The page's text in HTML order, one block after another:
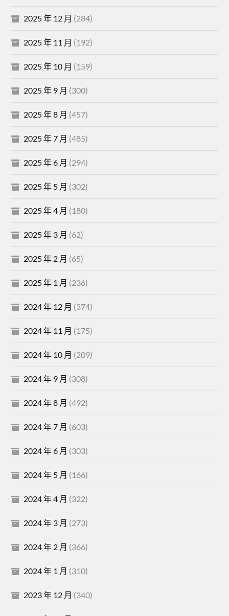
2025 年 12 月 (284)
2025 年 11 月 (192)
2025 年 10 月 (159)
2025 年 9 月 (300)
2025 年 8 月 (457)
2025 年 7 月 (485)
2025 年 6 月 (294)
2025 年 5 月 (302)
2025 年 4 月 (180)
2025 年 3 月 (62)
2025 年 2 月 (65)
2025 年 1 月 (236)
2024 年 12 月 (374)
2024 年 11 月 (175)
2024 年 10 月 (209)
2024 年 9 月 (308)
2024 年 8 月 (492)
2024 年 7 月 (603)
2024 年 6 月 (303)
2024 年 5 月 (166)
2024 年 4 月 (322)
2024 年 3 月 (273)
2024 年 2 月 (366)
2024 年 1 月 (310)
2023 年 12 月 (340)